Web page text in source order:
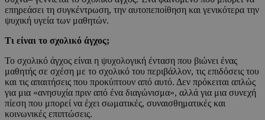
επηρεάσει τη συγκέντρωση, την αυτοπεποίθηση και γενικότερα την
ψυχική υγεία των μαθητών.
Τι είναι το σχολικό άγχος;
Το σχολικό άγχος είναι η ψυχολογική ένταση που βιώνει ένας
μαθητής σε σχέση με το σχολικό του περιβάλλον, τις επιδόσεις του
και τις απαιτήσεις που προκύπτουν από αυτό. Δεν πρόκειται απλώς
για μια «ανησυχία πριν από ένα διαγώνισμα», αλλά για μια συνεχή
πίεση που μπορεί να έχει σωματικές, συναισθηματικές και
κοινωνικές επιπτώσεις.